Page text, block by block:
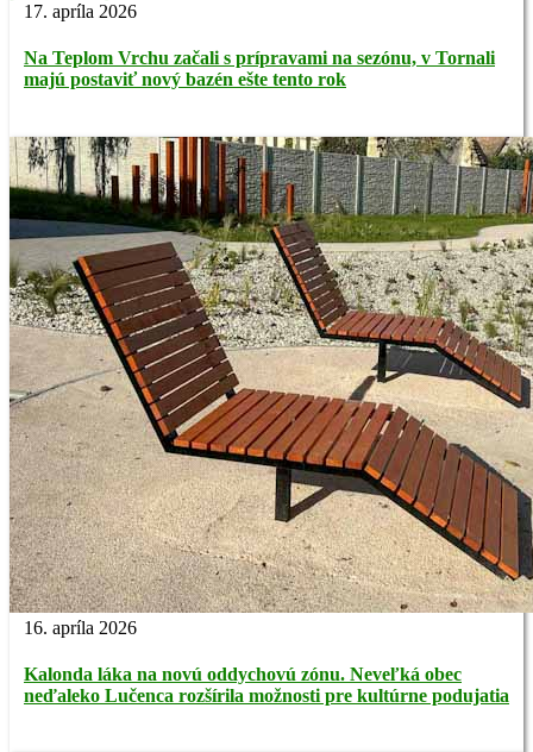
17. apríla 2026
Na Teplom Vrchu začali s prípravami na sezónu, v Tornali
majú postaviť nový bazén ešte tento rok
16. apríla 2026
Kalonda láka na novú oddychovú zónu. Neveľká obec
neďaleko Lučenca rozšírila možnosti pre kultúrne podujatia